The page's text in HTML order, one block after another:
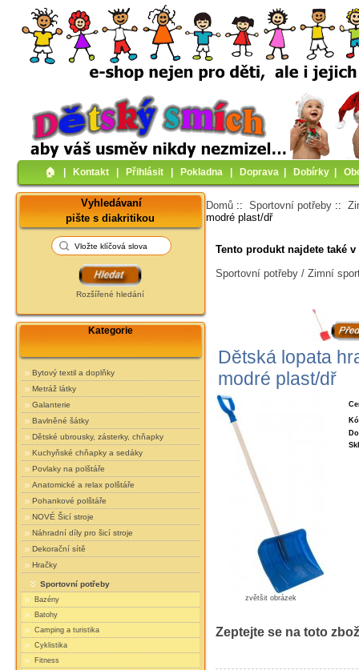
🏠︎ Kontakt Přihlásit Pokladna Doprava Dobírky
Vyhledávaní
pište s diakritikou
Rozšířené hledání
Kategorie
Bytový textil a doplňky
Metráž látky
Galanterie
Bavlněné šátky
Dětské ubrousky, zásterky, chňapky
Kuchyňské chňapky a sedáky
Povlaky na polštáře
Anatomické a relax polštáře
Pohankové polštáře
NOVÉ Šicí stroje
Náhradní díly pro šicí stroje
Dekorační sítě
Hračky
Sportovní potřeby
Bazény
Batohy
Camping a turistika
Cyklistika
Fitness
Domů ::Sportovní potřeby ::
modré plast/dř
Tento produkt najdete také
Sportovní potřeby / Zimní
Dětská lopata
modré plast/dř
zvětšit obrázek
Zeptejte se na toto